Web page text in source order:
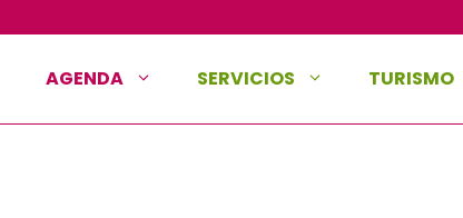
AGENDA SERVICIOS TURISMO